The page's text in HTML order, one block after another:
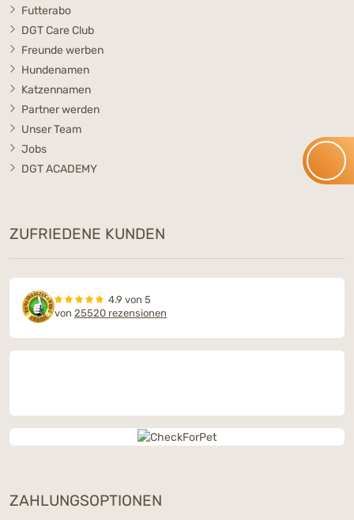
Futterabo
DGT Care Club
Freunde werben
Hundenamen
Katzennamen
Partner werden
Unser Team
Jobs
DGT ACADEMY
ZUFRIEDENE KUNDEN
4.9 von 5
von 25520 rezensionen
ZAHLUNGSOPTIONEN